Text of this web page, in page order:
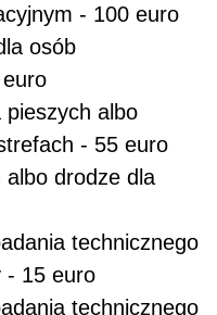
- 100 euro
osób
pieszych albo
- 55 euro
albo drodze dla
technicznego
- 15 euro
technicznego